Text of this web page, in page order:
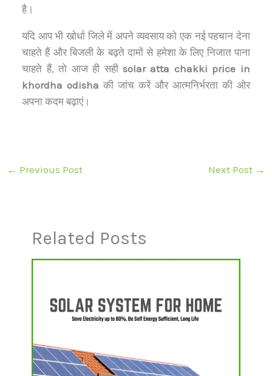
है।
यदि आप भी खोर्धा जिले में अपने व्यवसाय को एक नई पहचान देना
चाहते हैं और बिजली के बढ़ते दामों से हमेशा के लिए निजात पाना
चाहते हैं, तो आज ही सही solar atta chakki price in
khordha odisha की जांच करें और आत्मनिर्भरता की ओर
अपना कदम बढ़ाएं।
← Previous Post Next Post →
Related Posts